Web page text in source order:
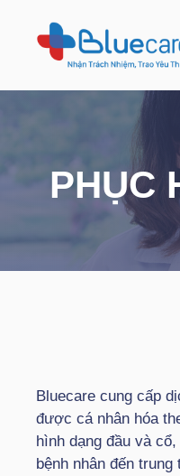
PHỤC
Bluecare cung cấp
được cá nhân hóa
hình dạng đầu và
bệnh nhân đến